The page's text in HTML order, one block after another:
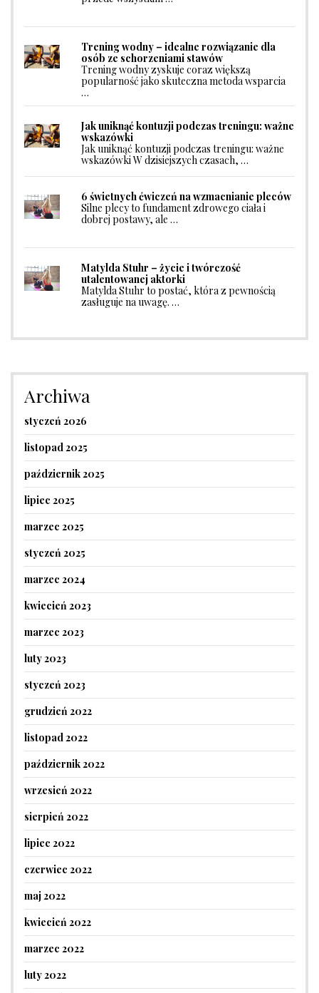
Trening wodny – idealne rozwiązanie dla
osób ze schorzeniami stawów
Trening wodny zyskuje coraz większą
popularność jako skuteczna metoda wsparcia
…
Jak uniknąć kontuzji podczas treningu: ważne
wskazówki
Jak uniknąć kontuzji podczas treningu: ważne
wskazówki W dzisiejszych czasach, …
6 świetnych ćwiczeń na wzmacnianie pleców
Silne plecy to fundament zdrowego ciała i
dobrej postawy, ale …
Matylda Stuhr – życie i twórczość
utalentowanej aktorki
Matylda Stuhr to postać, która z pewnością
zasługuje na uwagę. …
Archiwa
styczeń 2026
listopad 2025
październik 2025
lipiec 2025
marzec 2025
styczeń 2025
marzec 2024
kwiecień 2023
marzec 2023
luty 2023
styczeń 2023
grudzień 2022
listopad 2022
październik 2022
wrzesień 2022
sierpień 2022
lipiec 2022
czerwiec 2022
maj 2022
kwiecień 2022
marzec 2022
luty 2022